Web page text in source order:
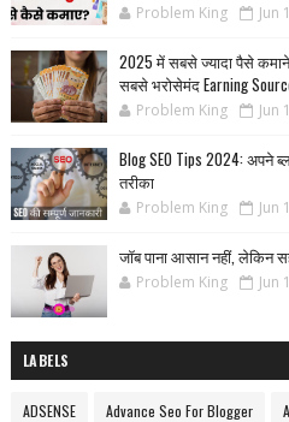
Problem King Jun
2025 में सबसे ज्यादा पैसे
सबसे भरोसेमंद Earning
Problem King Jun
Blog SEO Tips 2024: अपने
तरीका
Problem King Jun
जॉब पाना आसान नहीं, लेकिन
Problem King Jun
LABELS
ADSENSE Advance Seo For Blogger